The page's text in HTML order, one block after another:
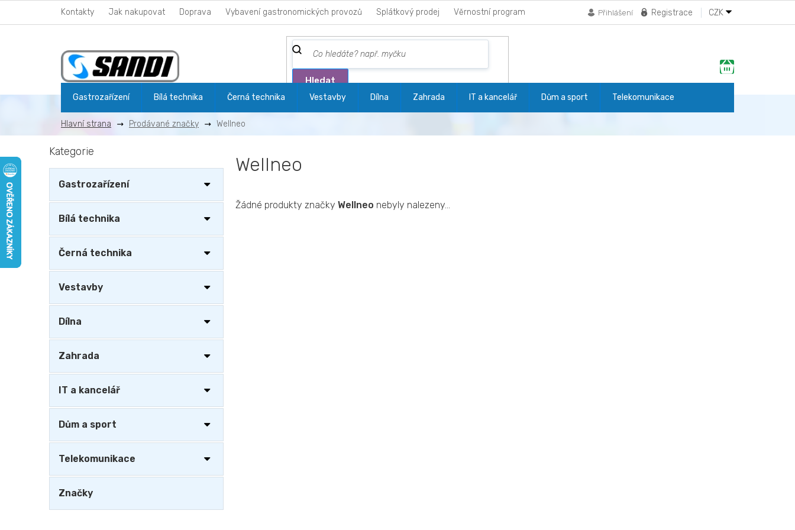
obsah
Kontakty Jak nakupovat Doprava Vybavení gastronomických provozů Splátkový prodej Věrnostní program CZK
Registrace
Přihlášení
Hledat
Nákupní
košík
Gastrozařízení Bílá technika Černá technika Vestavby Dílna Zahrada IT a kancelář Dům a sport Telekomunikace
Prodávané značky Wellneo
o
s
a
n
a
Přeskočit
Kategorie
Gastrozařízení
Bílá technika
Černá technika
Vestavby
Dílna
Zahrada
IT a kancelář
Dům a sport
Telekomunikace
Značky
Wellneo
Žádné produkty značky Wellneo nebyly nalezeny...